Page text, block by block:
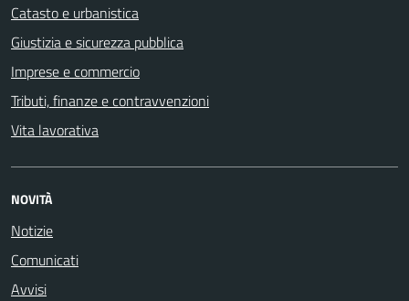
Catasto e urbanistica
Giustizia e sicurezza pubblica
Imprese e commercio
Tributi, finanze e contravvenzioni
Vita lavorativa
NOVITÀ
Notizie
Comunicati
Avvisi